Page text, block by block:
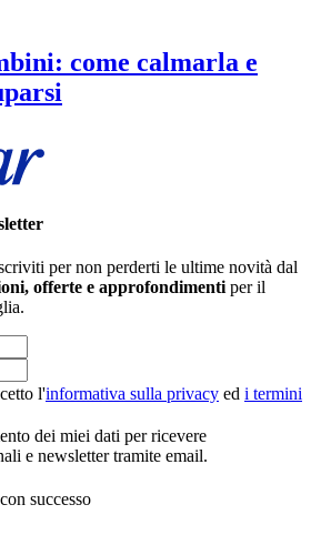
come calmarla e
per non perderti le ultime novità dal
offerte e approfondimenti per il
l'informativa sulla privacy ed i termini
dei miei dati per ricevere
e newsletter tramite email.
successo